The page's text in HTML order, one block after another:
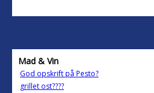
Mad & Vin
God opskrift på Pesto?
grillet ost????